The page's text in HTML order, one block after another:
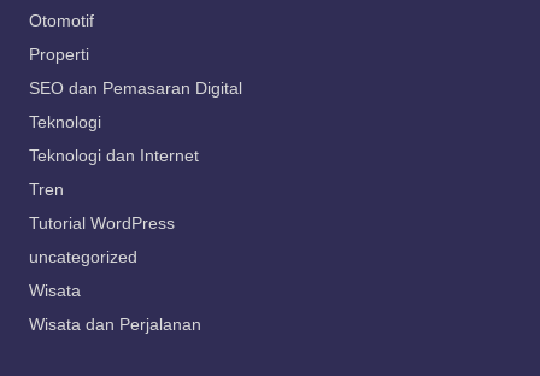
Otomotif
Properti
SEO dan Pemasaran Digital
Teknologi
Teknologi dan Internet
Tren
Tutorial WordPress
uncategorized
Wisata
Wisata dan Perjalanan